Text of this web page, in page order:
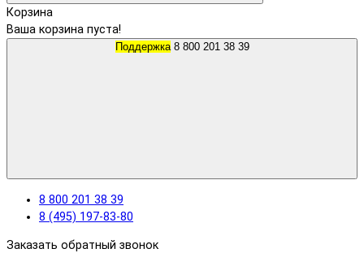
Корзина
Ваша корзина пуста!
Поддержка 8 800 201 38 39
8 800 201 38 39
8 (495) 197-83-80
Заказать обратный звонок